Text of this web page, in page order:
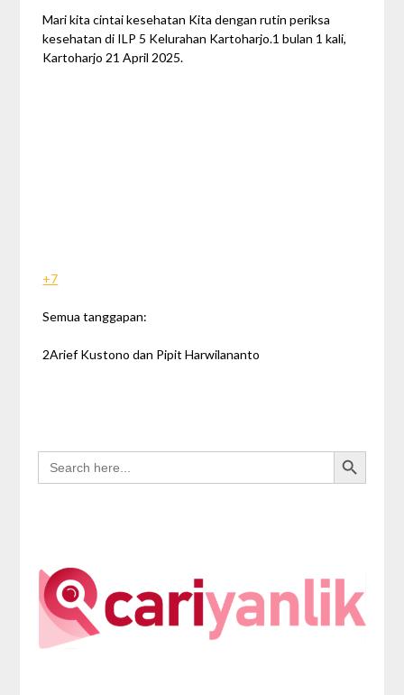
Mari kita cintai kesehatan Kita dengan rutin periksa
kesehatan di ILP 5 Kelurahan Kartoharjo.1 bulan 1 kali,
Kartoharjo 21 April 2025.
+7
Semua tanggapan:
2Arief Kustono dan Pipit Harwilananto
SEARCH
FOR:
Search Button